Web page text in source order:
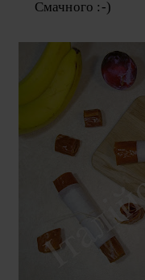
Смачного :-)